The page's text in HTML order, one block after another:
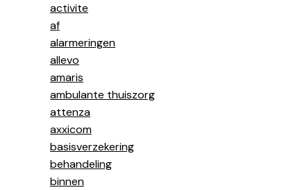
activite
af
alarmeringen
allevo
amaris
ambulante thuiszorg
attenza
axxicom
basisverzekering
behandeling
binnen